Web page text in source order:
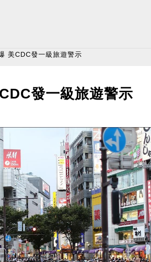
美CDC發一級旅遊警示
發一級旅遊警示